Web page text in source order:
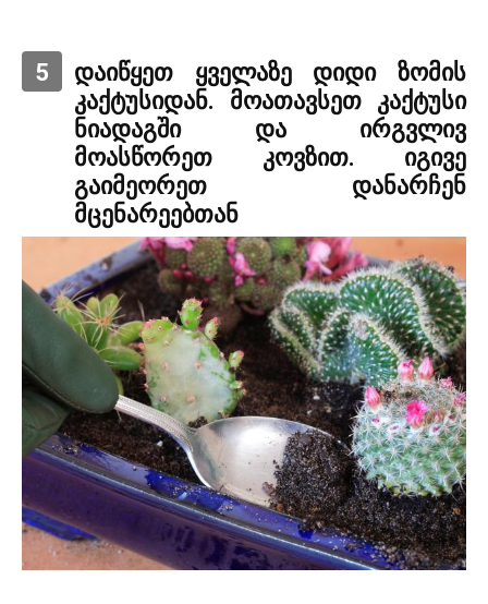
5
დაიწყეთ ყველაზე დიდი ზომის
კაქტუსიდან. მოათავსეთ კაქტუსი
ნიადაგში და ირგვლივ
მოასწორეთ კოვზით. იგივე
გაიმეორეთ დანარჩენ
მცენარეებთან